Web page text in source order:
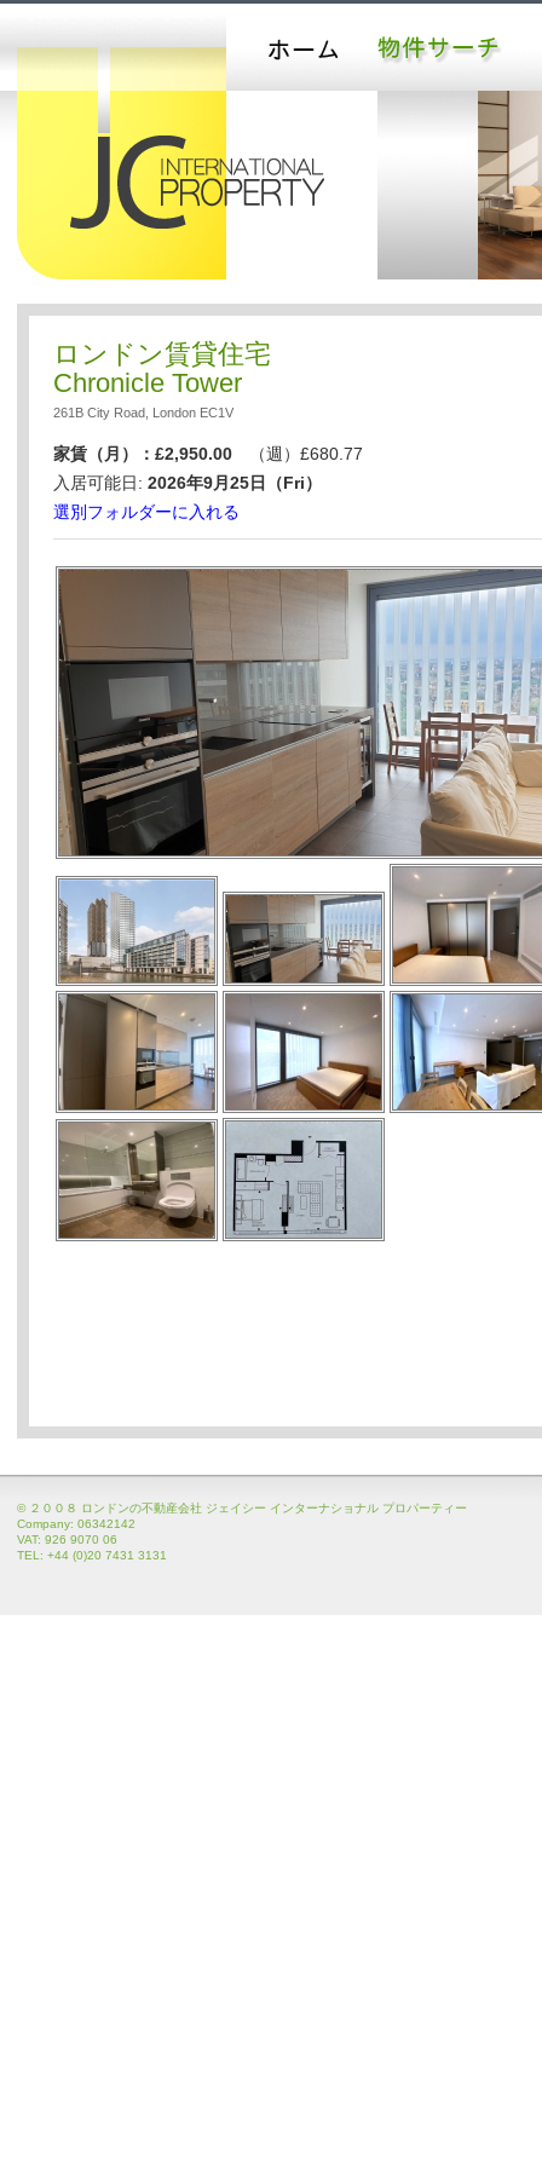
ロンドン賃貸住宅
Chronicle Tower
261B City Road, London EC1V
家賃（月）：£2,950.00 （週）£680.77
入居可能日: 2026年9月25日（Fri）
選別フォルダーに入れる
© ２００８ ロンドンの不動産会社 ジェイシー インターナショナル プロパーティー
Company: 06342142
VAT: 926 9070 06
TEL: +44 (0)20 7431 3131